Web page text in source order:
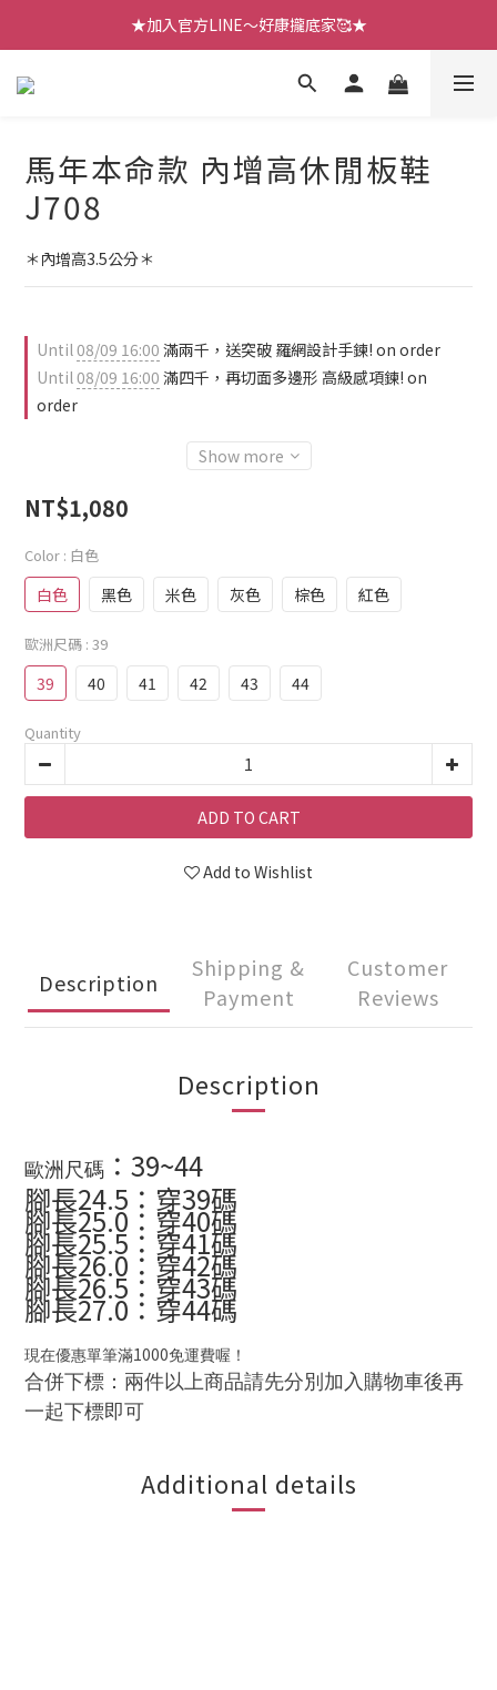
【七月新品】上架了!! 限時折扣優惠😍
★加入官方LINE～好康攏底家🥰★
【七月新品】上架了!! 限時折扣優惠😍
馬年本命款 內增高休閒板鞋
J708
＊內增高3.5公分＊
Until08/09 16:00 滿兩千，送突破 羅網設計手鍊! on order
Until08/09 16:00 滿四千，再切面多邊形 高級感項鍊! on
order
Show more
NT$1,080
Color : 白色
白色 黑色 米色 灰色 棕色 紅色
歐洲尺碼 : 39
39 40 41 42 43 44
Quantity
ADD TO CART
Add to Wishlist
Description
Shipping &
Payment
Customer
Reviews
Description
歐洲尺碼 ： 39~44
腳長24.5：穿39碼
腳長25.0：穿40碼
腳長25.5：穿41碼
腳長26.0：穿42碼
腳長26.5：穿43碼
腳長27.0：穿44碼
現在優惠單筆滿1000免運費喔！
合併下標：兩件以上商品請先分別加入購物車後再
一起下標即可
Additional details